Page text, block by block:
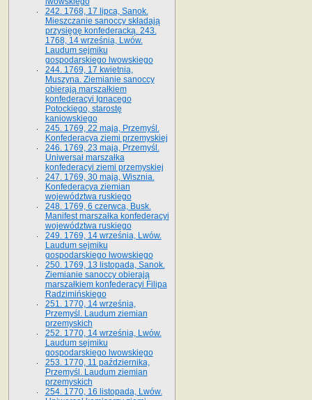
242. 1768, 17 lipca, Sanok.
Mieszczanie sanoccy składają
przysięgę konfederacką. 243.
1768, 14 września, Lwów.
Laudum sejmiku
gospodarskiego lwowskiego
244. 1769, 17 kwietnia,
Muszyna. Ziemianie sanoccy
obierają marszałkiem
konfederacyi Ignacego
Potockiego, starostę
kaniowskiego
245. 1769, 22 maja, Przemyśl.
Konfederacya ziemi przemyskiej
246. 1769, 23 maja, Przemyśl.
Uniwersał marszałka
konfederacyi ziemi przemyskiej
247. 1769, 30 maja, Wisznia.
Konfederacya ziemian
województwa ruskiego
248. 1769, 6 czerwca, Busk.
Manifest marszałka konfederacyi
województwa ruskiego
249. 1769, 14 września, Lwów.
Laudum sejmiku
gospodarskiego lwowskiego
250. 1769, 13 listopada, Sanok.
Ziemianie sanoccy obierają
marszałkiem konfederacyi Filipa
Radzimińskiego
251. 1770, 14 września,
Przemyśl. Laudum ziemian
przemyskich
252. 1770, 14 września, Lwów.
Laudum sejmiku
gospodarskiego lwowskiego
253. 1770, 11 października,
Przemyśl. Laudum ziemian
przemyskich
254. 1770, 16 listopada, Lwów.